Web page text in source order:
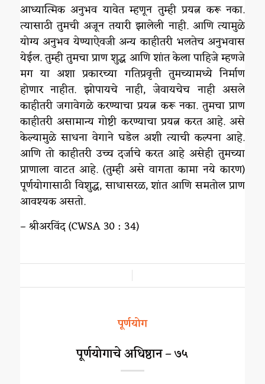
आध्यात्मिक अनुभव यावेत म्हणून तुम्ही प्रयत्न करू नका.
त्यासाठी तुमची अजून तयारी झालेली नाही. आणि त्यामुळे
योग्य अनुभव येण्याऐवजी अन्य काहीतरी भलतेच अनुभवास
येईल. तुम्ही तुमचा प्राण शुद्ध आणि शांत केला पाहिजे म्हणजे
मग या अशा प्रकारच्या गतिप्रवृत्ती तुमच्यामध्ये निर्माण
होणार नाहीत. झोपायचे नाही, जेवायचेच नाही असले
काहीतरी जगावेगळे करण्याचा प्रयत्न करू नका. तुमचा प्राण
काहीतरी असामान्य गोष्टी करण्याचा प्रयत्न करत आहे. असे
केल्यामुळे साधना वेगाने घडेल अशी त्याची कल्पना आहे.
आणि तो काहीतरी उच्च दर्जाचे करत आहे असेही तुमच्या
प्राणाला वाटत आहे. (तुम्ही असे वागता कामा नये कारण)
पूर्णयोगासाठी विशुद्ध, साधासरळ, शांत आणि समतोल प्राण
आवश्यक असतो.
– श्रीअरविंद (CWSA 30 : 34)
पूर्णयोग
पूर्णयोगाचे अधिष्ठान – ७५